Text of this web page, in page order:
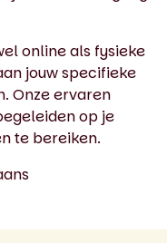
online als fysieke
jouw specifieke
Onze ervaren
op je
te bereiken.